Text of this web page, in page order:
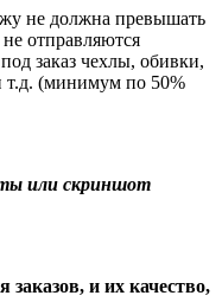
не должна превышать
отправляются
заказ чехлы, обивки,
т.д. (минимум по 50%
или скриншот
и их качество,